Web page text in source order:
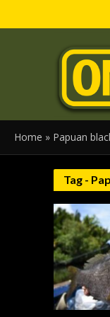
Home » Papuan
Tag -